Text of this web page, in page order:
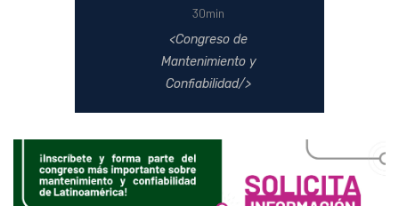
30min
Congreso de
Mantenimiento y
Confiabilidad